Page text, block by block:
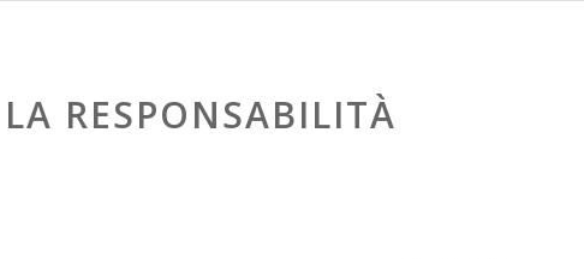
RESPONSABILITÀ